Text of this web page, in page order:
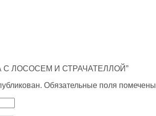
С ЛОСОСЕМ И СТРАЧАТЕЛЛОЙ”
Обязательные поля помечены